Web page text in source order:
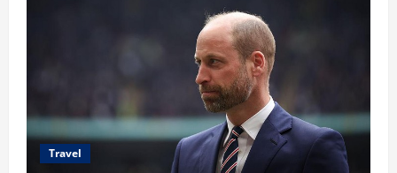
Travel